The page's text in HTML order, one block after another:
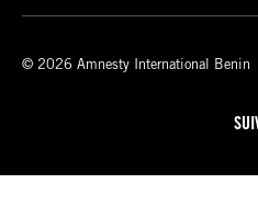
© 2026 Amnesty International Benin